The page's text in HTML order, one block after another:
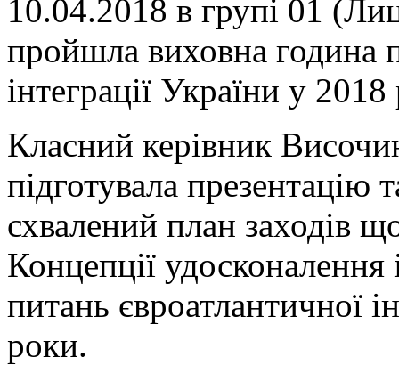
10.04.2018 в групі 01
пройшла виховна година
інтеграції України у 2018
Класний керівник
підготувала
схвалений план заходів
Концепції
питань євроатлантичної
роки.